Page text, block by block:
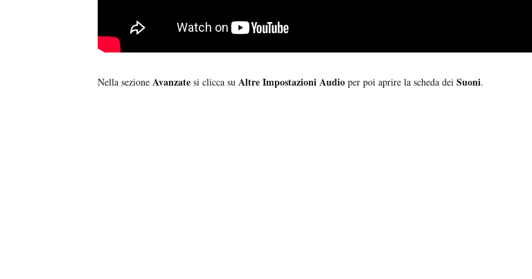
Nella sezione Avanzate si clicca su Altre Impostazioni Audio per poi aprire la scheda dei Suoni.